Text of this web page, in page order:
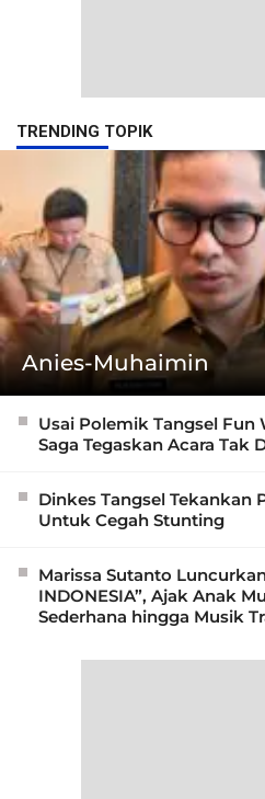
TRENDING TOPIK
Anies-Muhaimin
Usai Polemik Tangsel Fun
Saga Tegaskan Acara Tak
Dinkes Tangsel Tekankan
Untuk Cegah Stunting
Marissa Sutanto
INDONESIA”, Ajak Anak
Sederhana hingga Musik